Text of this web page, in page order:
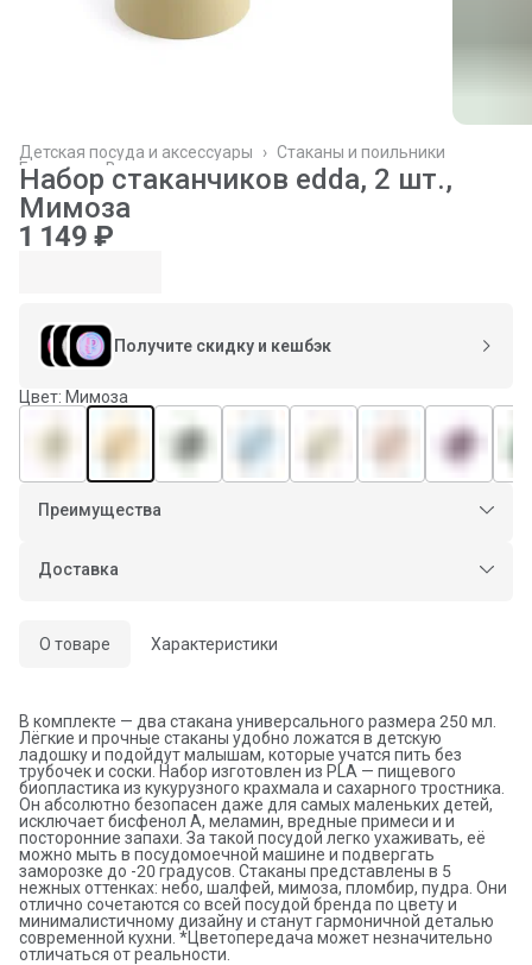
Стаканы и поильники
Детская посуда и аксессуары
›
Все товары
Главная
Набор стаканчиков edda, 2 шт.,
Мимоза
1 149 ₽
Получите скидку и кешбэк
Цвет: Мимоза
Преимущества
Оплата частями в Сплит
Оплата — картой или СБП
Доставка
О товаре Характеристики
В комплекте — два стакана универсального размера 250 мл.
Лёгкие и прочные стаканы удобно ложатся в детскую
ладошку и подойдут малышам, которые учатся пить без
трубочек и соски. Набор изготовлен из PLA — пищевого
биопластика из кукурузного крахмала и сахарного тростника.
Он абсолютно безопасен даже для самых маленьких детей,
исключает бисфенол А, меламин, вредные примеси и и
посторонние запахи. За такой посудой легко ухаживать, её
можно мыть в посудомоечной машине и подвергать
заморозке до -20 градусов. Стаканы представлены в 5
нежных оттенках: небо, шалфей, мимоза, пломбир, пудра. Они
отлично сочетаются со всей посудой бренда по цвету и
минималистичному дизайну и станут гармоничной деталью
современной кухни. *Цветопередача может незначительно
отличаться от реальности.